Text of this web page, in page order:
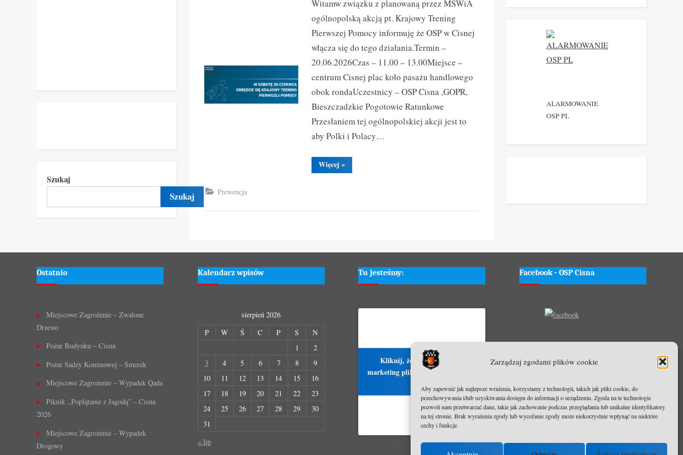
Zarządzaj zgodami plików cookie
Aby zapewnić jak najlepsze wrażenia, korzystamy z technologii, takich jak pliki cookie, do
przechowywania i/lub uzyskiwania dostępu do informacji o urządzeniu. Zgoda na te technologie
pozwoli nam przetwarzać dane, takie jak zachowanie podczas przeglądania lub unikalne identyfikatory
na tej stronie. Brak wyrażenia zgody lub wycofanie zgody może niekorzystnie wpłynąć na niektóre
cechy i funkcje.
Toggle
menu
Trening
Pierwszej
Pomocy
2026
Witamw związku z planowaną przez MSWiA
ogólnopolską akcją pt. Krajowy Trening
Pierwszej Pomocy informuję że OSP w Cisnej
włącza się do tego działania.Termin –
20.06.2026Czas – 11.00 – 13.00Miejsce –
centrum Cisnej plac koło pasażu handlowego
obok rondaUczestnicy – OSP Cisna ,GOPR,
Bieszczadzkie Pogotowie Ratunkowe
Przesłaniem tej ogólnopolskiej akcji jest to
aby Polki i Polacy…
Więcej“Krajowy
Trening
»
Prewencja
Szukaj
Szukaj
ALARMOWANIE
OSP PL
Ostatnio
Miejscowe Zagrożenie – Zwalone
Drzewo
Pożar Budynku – Cisna
Pożar Sadzy Kominowej – Smerek
Miejscowe Zagrożenie – Wypadek Qada
Piknik ,,Poplątanie z Jagodą” – Cisna
2026
Miejscowe Zagrożenie – Wypadek
Drogowy
Kalendarz wpisów
sierpień 2026
P
W Ś C P S
N
1
2
3
4 5 6 7 8
9
10
11 12 13 14 15
16
17
18 19 20 21 22
23
24
25 26 27 28 29
30
31
« lip
Tu jesteśmy:
Kliknij, żeby zaakceptować
marketing pliki cookies i włączyć tę
Facebook - OSP Cisna